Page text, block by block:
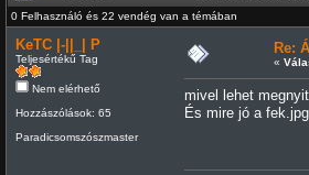
0 Felhasználó és 22 vendég van a témában
KeTC |-||_| P
Teljesértékű Tag
Nem elérhető
Hozzászólások: 65
Paradicsomszószmaster
Re:
«
mivel lehet
És mire jó a